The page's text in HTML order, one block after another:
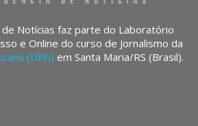
de Notícias faz parte do Laboratório
e Online do curso de Jornalismo da
(UFN) em Santa Maria/RS (Brasil).